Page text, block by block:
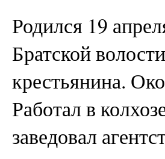
Родился 19
Братской
крестьянина.
Работал в
заведовал